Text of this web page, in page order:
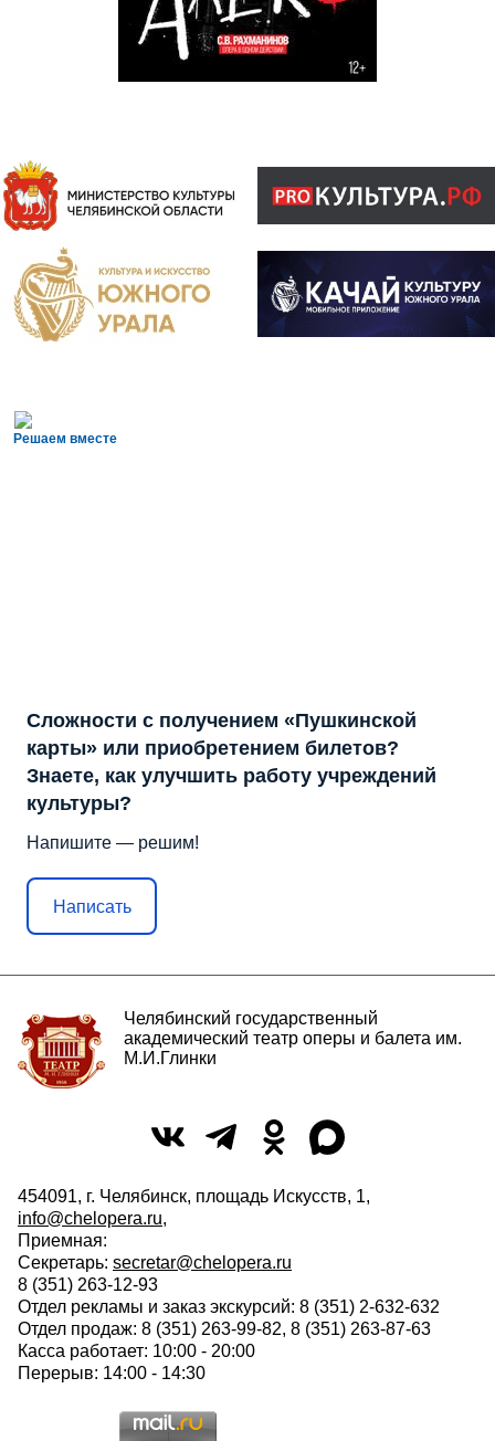
Решаем вместе
Сложности с получением «Пушкинской
карты» или приобретением билетов?
Знаете, как улучшить работу учреждений
культуры?
Напишите — решим!
Написать
Челябинский государственный
академический театр оперы и балета им.
М.И.Глинки
454091, г. Челябинск, площадь Искусств, 1,
info@chelopera.ru,
Приемная:
Секретарь: secretar@chelopera.ru
8 (351) 263-12-93
Отдел рекламы и заказ экскурсий: 8 (351) 2-632-632
Отдел продаж: 8 (351) 263-99-82, 8 (351) 263-87-63
Касса работает: 10:00 - 20:00
Перерыв: 14:00 - 14:30